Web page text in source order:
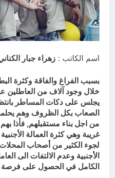
الظلم والظلام
اسم الكاتب : زهراء جبار
بسبب الفراغ والفاقة وكثرة
خلال وجود آلاف من العاطلين
يجلس على دكات المساطر
الصعاب بكل الظروف وهم
من اجل بناء مستقبلهم, فأذا
غريبة وهي كثرة العمالة
لجوء الكثير من أصحاب
الأجنبية وعدم الالتفات الى
الكامل في الحصول على